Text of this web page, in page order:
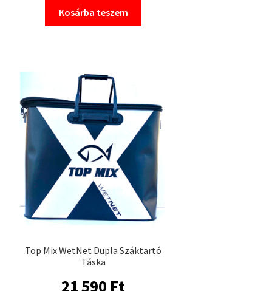
Kosárba teszem
Top Mix WetNet Dupla Száktartó
Táska
21 590 Ft